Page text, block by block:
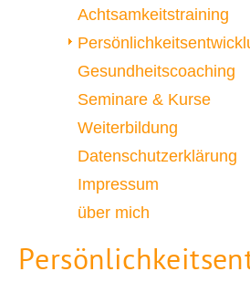
Achtsamkeitstraining
Gesundheitscoaching
Seminare & Kurse
Weiterbildung
Datenschutzerklärung
Impressum
über mich